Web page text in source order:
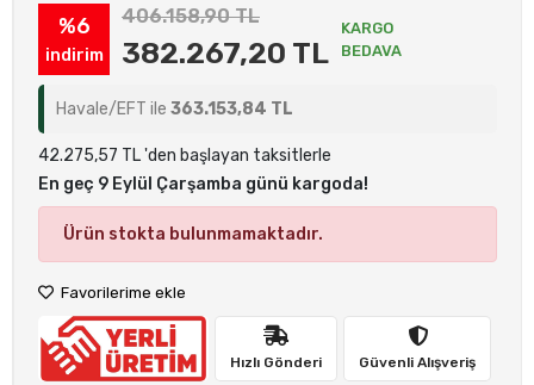
%6
indirim
406.158,90 TL
382.267,20 TL
KARGO
BEDAVA
Havale/EFT ile 363.153,84 TL
42.275,57 TL 'den başlayan taksitlerle
En geç 9 Eylül Çarşamba günü kargoda!
Ürün stokta bulunmamaktadır.
Favorilerime ekle
Hızlı Gönderi Güvenli Alışveriş